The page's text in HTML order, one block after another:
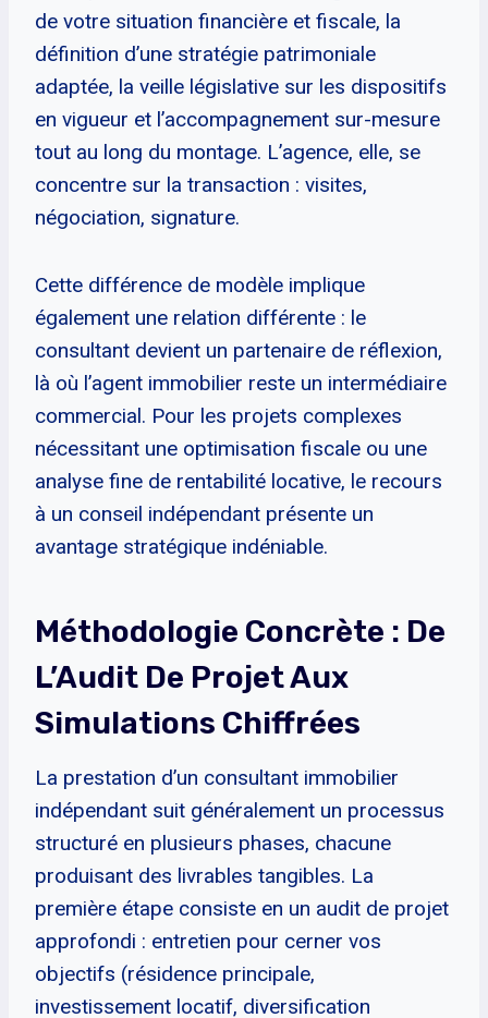
de votre situation financière et fiscale, la
définition d’une stratégie patrimoniale
adaptée, la veille législative sur les dispositifs
en vigueur et l’accompagnement sur-mesure
tout au long du montage. L’agence, elle, se
concentre sur la transaction : visites,
négociation, signature.
Cette différence de modèle implique
également une relation différente : le
consultant devient un partenaire de réflexion,
là où l’agent immobilier reste un intermédiaire
commercial. Pour les projets complexes
nécessitant une optimisation fiscale ou une
analyse fine de rentabilité locative, le recours
à un conseil indépendant présente un
avantage stratégique indéniable.
Méthodologie Concrète : De
L’Audit De Projet Aux
Simulations Chiffrées
La prestation d’un consultant immobilier
indépendant suit généralement un processus
structuré en plusieurs phases, chacune
produisant des livrables tangibles. La
première étape consiste en un audit de projet
approfondi : entretien pour cerner vos
objectifs (résidence principale,
investissement locatif, diversification